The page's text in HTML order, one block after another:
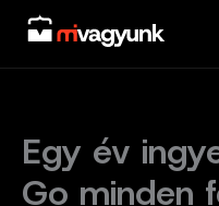
Skip
content
Egy év
Go minden